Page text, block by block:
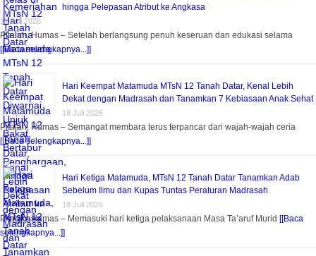
hingga Pelepasan Atribut ke Angkasa
18 Juli 2026
Pitalah, Humas – Setelah berlangsung penuh keseruan dan edukasi selama
[[Baca selengkapnya...]]
Hari Keempat Matamuda MTsN 12 Tanah Datar, Kenal Lebih
Dekat dengan Madrasah dan Tanamkan 7 Kebiasaan Anak Sehat
18 Juli 2026
Pitalah, Humas – Semangat membara terus terpancar dari wajah-wajah ceria
[[Baca selengkapnya...]]
Hari Ketiga Matamuda, MTsN 12 Tanah Datar Tanamkan Adab
Sebelum Ilmu dan Kupas Tuntas Peraturan Madrasah
18 Juli 2026
Pitalah, Humas – Memasuki hari ketiga pelaksanaan Masa Ta’aruf Murid [[Baca
selengkapnya...]]